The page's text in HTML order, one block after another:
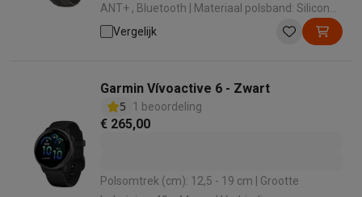
ANT+ , Bluetooth | Materiaal polsband: Siliconen
| Materiaal behuizing: Vezelversterkte
Vergelijk
Garmin Vívoactive 6 - Zwart
5
1 beoordeling
€ 265,00
Polsomtrek (cm): 12,5 - 19 cm | Grootte